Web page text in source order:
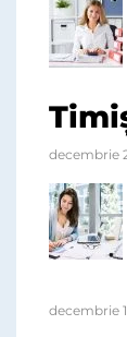
decembrie
decembrie